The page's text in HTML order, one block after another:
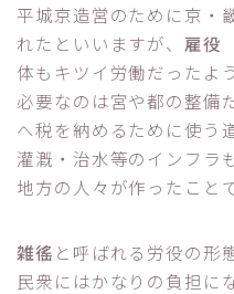
平城京造営のために京・
れたといいますが、 雇役
体もキツイ労働だったよ
必要なのは宮や都の整備
へ税を納めるために使う
灌漑・治水等のインフラ
地方の人々が作ったこと
雑徭 と呼ばれる労役の形
民衆にはかなりの負担に